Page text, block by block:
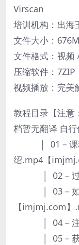
Virscan
培训机构：出海
文件大小：
文件格式：视频
压缩软件：7ZIP
视频播放：完
教程目录【注意
档暂无翻译 自行
│ 01 – 课
绍.mp4【
│ 02 – 过期
│ 03 – 如何
【imjmj.com】
│ 04 – 注册
│ 05 – 获取